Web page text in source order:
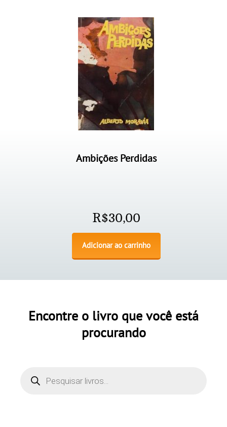
Ambições Perdidas
R$30,00
Adicionar ao carrinho
Encontre o livro que você está
procurando